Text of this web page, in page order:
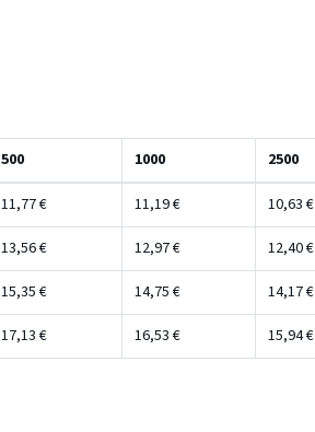
500 1000 2500
11,77 € 11,19 € 10,63 €
13,56 € 12,97 € 12,40 €
15,35 € 14,75 € 14,17 €
17,13 € 16,53 € 15,94 €